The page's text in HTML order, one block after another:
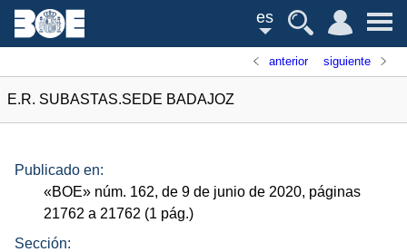
es
anterior siguiente
E.R. SUBASTAS.SEDE BADAJOZ
Publicado en:
«BOE» núm. 162, de 9 de junio de 2020, páginas
21762 a 21762 (1 pág.)
Sección: